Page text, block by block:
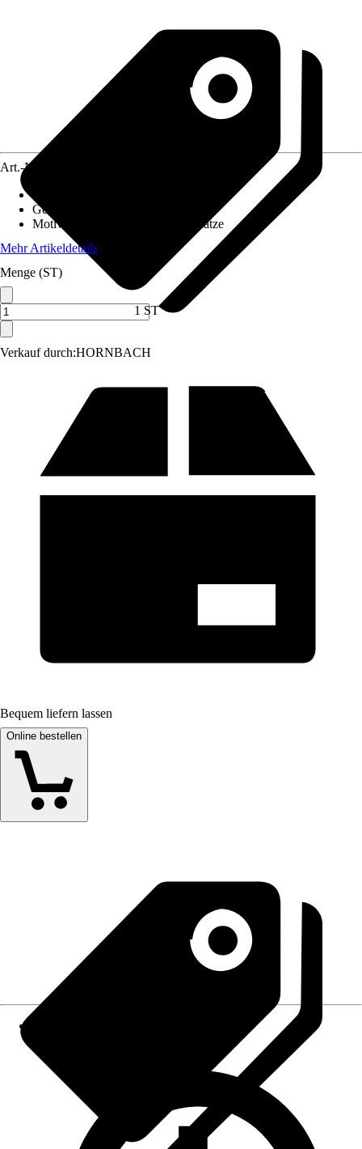
Verkauf durch:HORNBACH
Art.-Nr.
Gewicht
Motivkategorie
Tiere, Hund & Katze
Mehr Artikeldetails
Menge (ST)
1 ST
Bequem liefern lassen
Online bestellen